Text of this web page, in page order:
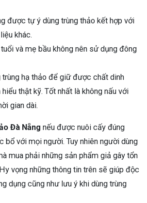
được tự ý dùng trùng thảo kết hợp với
khác.
và mẹ bầu không nên sử dụng đông
trùng hạ thảo để giữ được chất dinh
thật kỹ. Tốt nhất là không nấu với
gian dài.
Đà Nẵng nếu được nuôi cấy đúng
bổ với mọi người. Tuy nhiên người dùng
mua phải những sản phẩm giả gây tổn
vọng những thông tin trên sẽ giúp độc
dụng cũng như lưu ý khi dùng trùng